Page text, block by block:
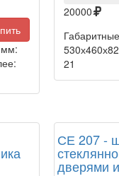
20000
21
СЕ 207 -
дверями